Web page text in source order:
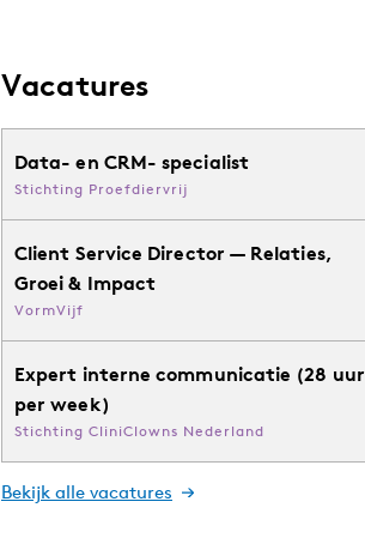
Vacatures
Data- en CRM- specialist
Stichting Proefdiervrij
Client Service Director — Relaties,
Groei & Impact
VormVijf
Expert interne communicatie (28 uur
per week)
Stichting CliniClowns Nederland
Bekijk alle vacatures